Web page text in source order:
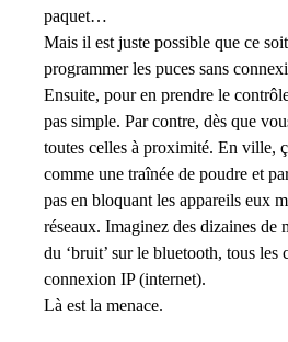
paquet…
Mais il est juste possible que ce
programmer les puces sans
Ensuite, pour en prendre le
pas simple. Par contre, dès que
toutes celles à proximité. En ville,
comme une traînée de poudre et
pas en bloquant les appareils eux
réseaux. Imaginez des dizaines de
du ‘bruit’ sur le bluetooth, tous
connexion IP (internet).
Là est la menace.